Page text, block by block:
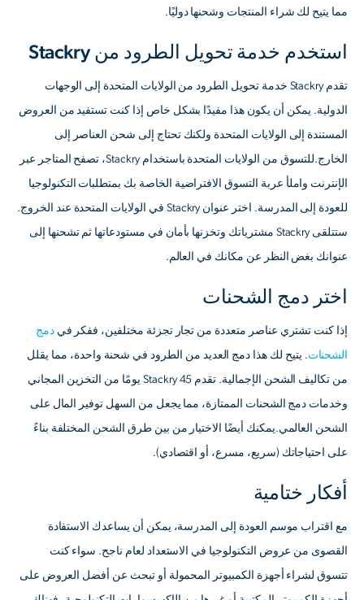
مما يتيح لك شراء المنتجات وشحنها دوليًا.
استخدم خدمة تحويل الطرود من Stackry
تقدم Stackry خدمة تحويل الطرود من الولايات المتحدة إلى الوجهات
الدولية. يمكن أن يكون هذا مفيدًا بشكل خاص إذا كنت تستفيد من العروض
المستندة إلى الولايات المتحدة ولكنك تحتاج إلى شحن العناصر إلى
الخارج.للتسوق من الولايات المتحدة باستخدام Stackry، تصفح المتاجر عبر
الإنترنت واملأ عربة التسوق الافتراضية الخاصة بك بمتطلبات التكنولوجيا
للعودة إلى المدرسة. اختر عنوان Stackry في الولايات المتحدة عند الخروج.
ستتلقى Stackry مشترياتك وتخزنها بأمان في مستودعاتها ثم تشحنها إلى
عنوانك بغض النظر عن مكانك في العالم.
اختر دمج الشحنات
إذا كنت تشتري عناصر متعددة من تجار تجزئة مختلفين، ففكر فيدمج
الشحنات. يتيح لك هذا دمج العديد من الطرود في شحنة واحدة، مما يقلل
من تكاليف الشحن الإجمالية. تقدم Stackry 45 يومًا من التخزين المجاني
وخدمات دمج الشحنات الممتازة، مما يجعل من السهل توفير المال على
الشحن العالمي.يمكنك أيضًا الاختيار من بين طرق الشحن المختلفة بناءً
على احتياجاتك (سريع، مسرع، أو اقتصادي).
أفكار ختامية
مع اقتراب موسم العودة إلى المدرسة، يمكن أن يساعدك الاستفادة
القصوى من عروض التكنولوجيا في الاستعداد لعام ناجح. سواء كنت
تتسوق لشراء أجهزة الكمبيوتر المحمولة أو تبحث عن أفضل العروض على